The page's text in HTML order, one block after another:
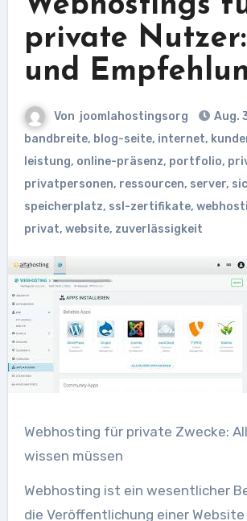
private
und
Von joomlahostingsorg
Aug.
bandbreite, blog-seite, internet,
leistung, online-präsenz, portfolio,
privatpersonen, ressourcen, server,
speicherplatz, ssl-zertifikate,
privat, website, zuverlässigkeit
Webhosting für private Zwecke:
wissen müssen
Webhosting ist ein wesentlicher
die Veröffentlichung einer